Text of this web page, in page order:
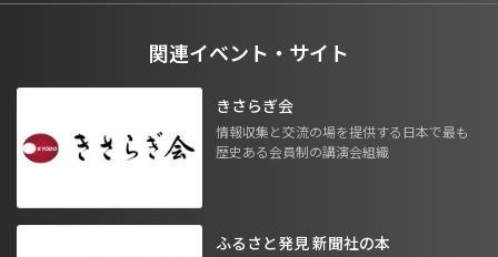
関連イベント・サイト
きさらぎ会
情報収集と交流の場を提供する日本で最も
歴史ある会員制の講演会組織
ふるさと発見 新聞社の本